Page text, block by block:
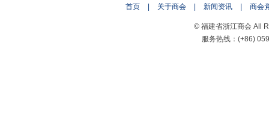
首页 关于商会 新闻资讯 商会
© 福建省浙江商会 All
服务热线：(+86)